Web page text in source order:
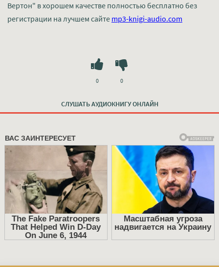
Вертон" в хорошем качестве полностью бесплатно без
регистрации на лучшем сайте mp3-knigi-audio.com
СЛУШАТЬ АУДИОКНИГУ ОНЛАЙН
0 0